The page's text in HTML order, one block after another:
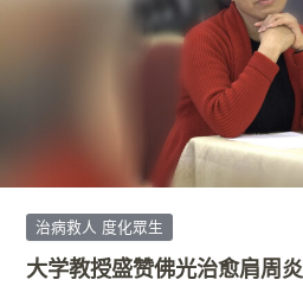
治病救人 度化眾生
大学教授盛赞佛光治愈肩周炎
肩
周
炎